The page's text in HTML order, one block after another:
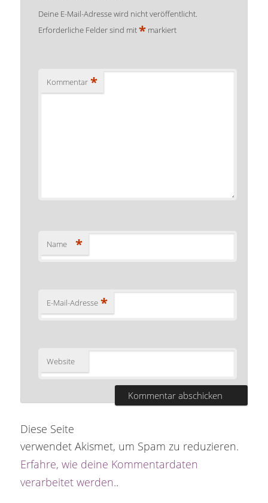
Deine E-Mail-Adresse wird nicht veröffentlicht.
Erforderliche Felder sind mit* markiert
Kommentar *
Name *
E-Mail-Adresse *
Website
Diese Seite
verwendet Akismet, um Spam zu reduzieren.
Erfahre, wie deine Kommentardaten
verarbeitet werden..